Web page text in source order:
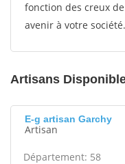
fonction des creux
avenir à votre société.
Artisans
E-g artisan Garchy
Artisan
Département: 58